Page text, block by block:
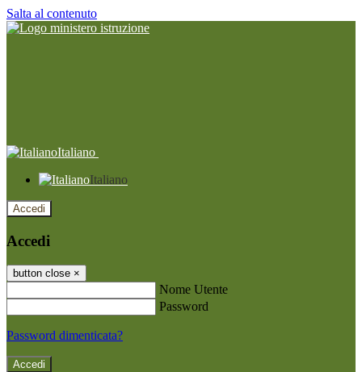
Salta al contenuto
Italiano
Italiano
Accedi
Accedi
button close ×
Nome Utente
Password
Password dimenticata?